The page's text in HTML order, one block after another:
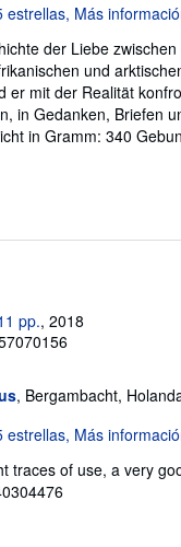
der Liebe
und
er mit der Realität
in Gedanken, Briefen
in Gramm: 340
pp., 2018
, Bergambacht,
traces of use, a very